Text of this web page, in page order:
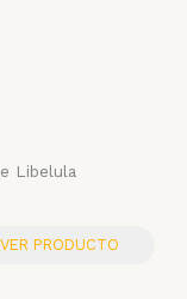
Libelula
VER PRODUCTO